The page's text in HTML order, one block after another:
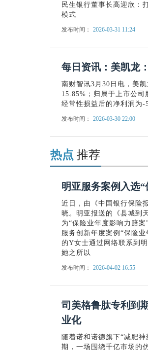
民生银行董事长高迎欣：
模式
发布时间： 2026-03-31 11:24
每日资讯：美凯龙
南财智讯3月30日电，美
15.85%；归属于上市公
经常性损益后的净利润为-
发布时间： 2026-03-30 22:00
热点 推荐
明亚服务案例入选
近日，由《中国银行保险
晓。明亚报送的《县城到
为“保险业年度影响力赔
服务创新年度案例“保险
的Y女士通过网络联系到
她之所以
发布时间： 2026-04-02 16:55
司美格鲁肽专利到
业化
随着诺和诺德旗下“减肥
期，一场围绕千亿市场的